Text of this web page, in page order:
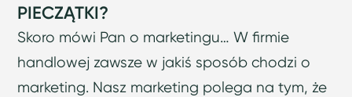
PIECZĄTKI?
Skoro mówi Pan o marketingu… W firmie
handlowej zawsze w jakiś sposób chodzi o
marketing. Nasz marketing polega na tym, że